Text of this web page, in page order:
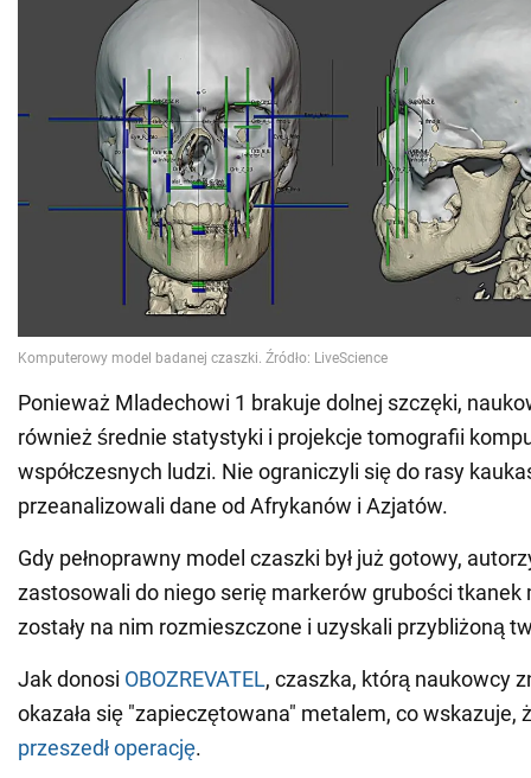
Ponieważ Mladechowi 1 brakuje dolnej szczęki,
również średnie statystyki i projekcje tomografii
współczesnych ludzi. Nie ograniczyli się do rasy
przeanalizowali dane od Afrykanów i Azjatów.
Gdy pełnoprawny model czaszki był już gotowy,
zastosowali do niego serię markerów grubości tkanek
zostały na nim rozmieszczone i uzyskali przybliżoną
Jak donosi OBOZREVATEL, czaszka, którą naukowcy
okazała się "zapieczętowana" metalem, co wskazuje,
przeszedł operację.